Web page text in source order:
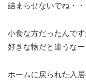
詰まらせないでね・・
小食な方だったんで
好きな物だと違うなー
ホームに戻られた入